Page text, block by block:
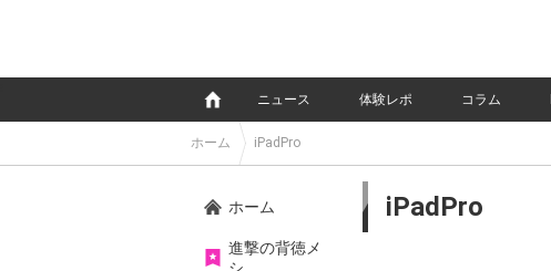
ニュース 体験レポ コラム
ホーム iPadPro
ホーム
進撃の背徳メ
iPadPro